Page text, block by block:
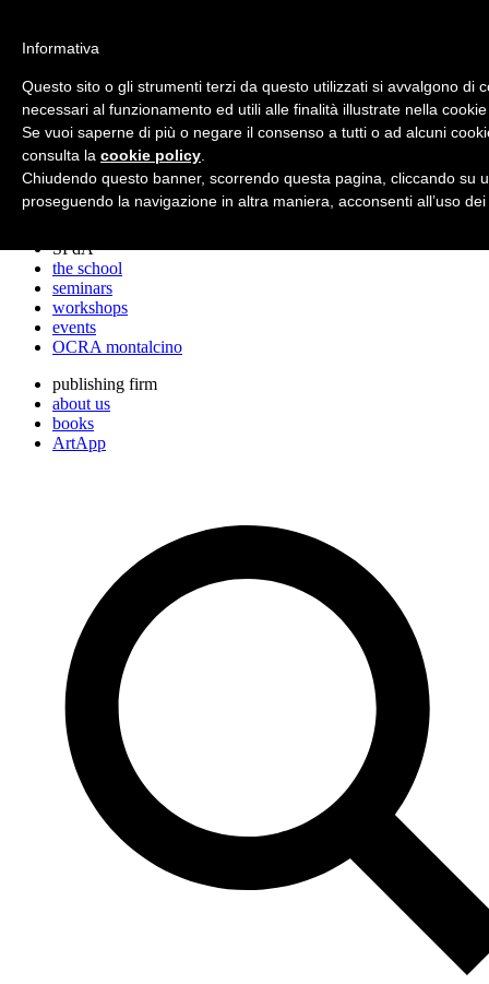
archos
the studio
projects
lectures
press cuttings
SPdA
the school
seminars
workshops
events
OCRA montalcino
publishing firm
about us
books
ArtApp
Informativa
Questo sito o gli strumenti terzi da questo utilizzati si avvalgono di
necessari al funzionamento ed utili alle finalità illustrate nella
Se vuoi saperne di più o negare il consenso a tutti o ad alcuni
consulta la cookie policy
Chiudendo questo banner, scorrendo questa pagina, cliccando su
proseguendo la navigazione in altra maniera, acconsenti all’uso